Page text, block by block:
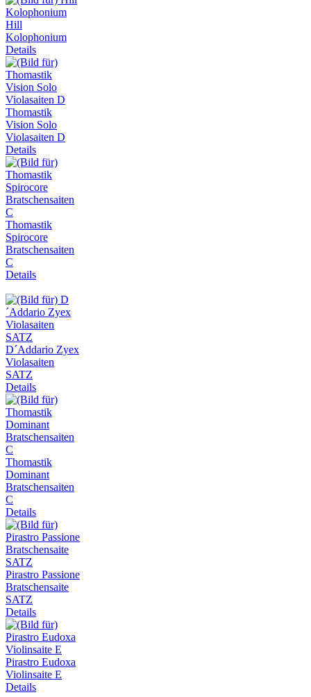
Hill
Kolophonium
Details
Thomastik
Vision Solo
Violasaiten D
Details
Thomastik
Spirocore
Bratschensaiten
C
Details
D´Addario Zyex
Violasaiten
SATZ
Details
Thomastik
Dominant
Bratschensaiten
C
Details
Pirastro Passione
Bratschensaite
SATZ
Details
Pirastro Eudoxa
Violinsaite E
Details